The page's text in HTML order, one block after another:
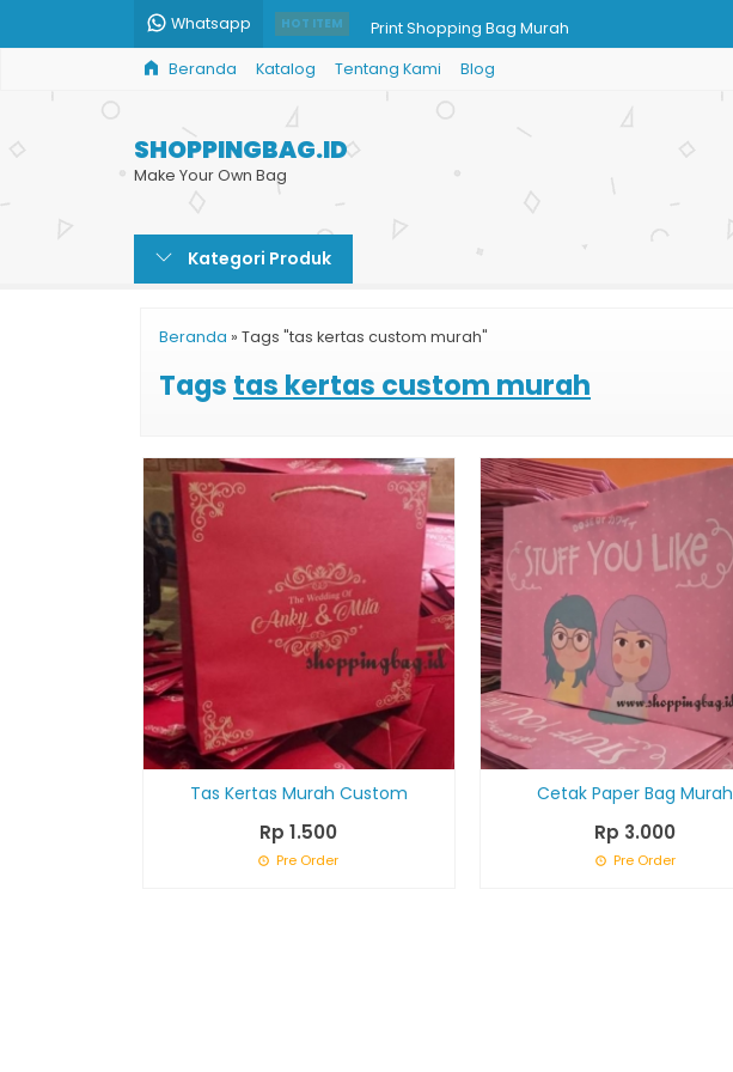
Whatsapp HOT ITEM Print Shopping Bag Murah
Custom Goodie Bag Kertas
Paper Bag Coklat
Jual Paper Bag untuk Buah dan Sayuran
Pesan Paper Bag Butik Kain Tenun
Beranda Katalog Tentang Kami Blog
SHOPPINGBAG.ID
Make Your Own Bag
Kategori Produk
Beranda » Tags "tas kertas custom murah"
Tags tas kertas custom murah
Tas Kertas Murah Custom
Rp 1.500
Pre Order
Cetak Paper Bag Murah
Rp 3.000
Pre Order